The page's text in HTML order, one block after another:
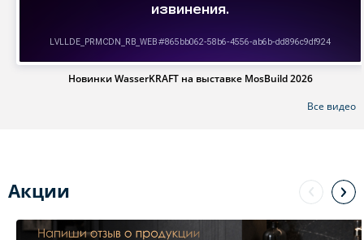
Новинки WasserKRAFT на выставке MosBuild 2026
Все видео
Акции